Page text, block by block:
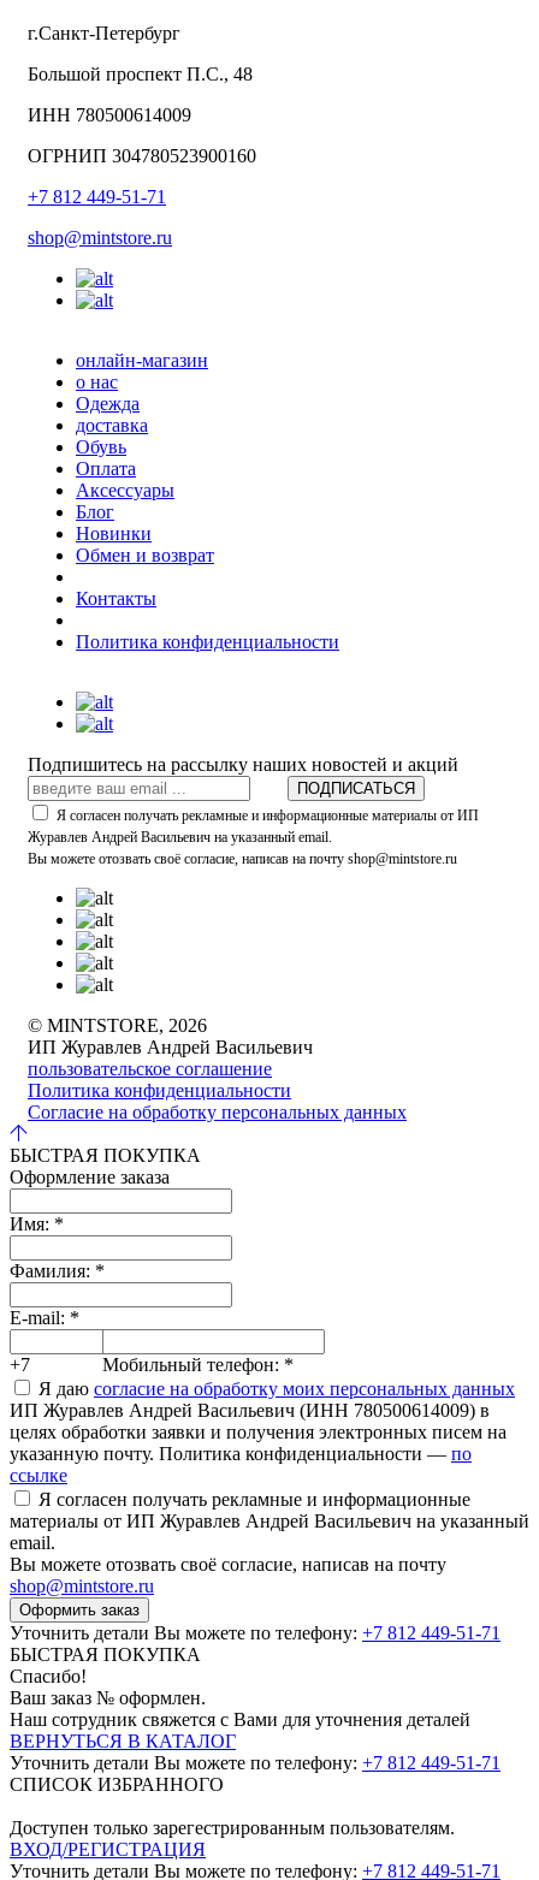
г.Санкт-Петербург
Большой проспект П.С., 48
ИНН 780500614009
ОГРНИП 304780523900160
+7 812 449-51-71
shop@mintstore.ru
онлайн-магазин
о нас
Одежда
доставка
Обувь
Оплата
Аксессуары
Блог
Новинки
Обмен и возврат
Контакты
Политика конфиденциальности
Подпишитесь на рассылку наших новостей и акций
ПОДПИСАТЬСЯ
Я согласен получать рекламные и информационные материалы от ИП
Журавлев Андрей Васильевич на указанный email.
Вы можете отозвать своё согласие, написав на почту shop@mintstore.ru
© MINTSTORE, 2026
ИП Журавлев Андрей Васильевич
пользовательское соглашение
Политика конфиденциальности
Согласие на обработку персональных данных
БЫСТРАЯ ПОКУПКА
Оформление заказа
Имя: *
Фамилия: *
E-mail: *
+7 Мобильный телефон: *
Я даю согласие на обработку моих персональных данных
ИП Журавлев Андрей Васильевич (ИНН 780500614009) в
целях обработки заявки и получения электронных писем на
указанную почту. Политика конфиденциальности — по
ссылке
Я согласен получать рекламные и информационные
материалы от ИП Журавлев Андрей Васильевич на указанный
email.
Вы можете отозвать своё согласие, написав на почту
shop@mintstore.ru
Оформить заказ
Уточнить детали Вы можете по телефону: +7 812 449-51-71
БЫСТРАЯ ПОКУПКА
Спасибо!
Ваш заказ № оформлен.
Наш сотрудник свяжется с Вами для уточнения деталей
ВЕРНУТЬСЯ В КАТАЛОГ
Уточнить детали Вы можете по телефону: +7 812 449-51-71
СПИСОК ИЗБРАННОГО
Доступен только зарегестрированным пользователям.
ВХОД/РЕГИСТРАЦИЯ
Уточнить детали Вы можете по телефону: +7 812 449-51-71